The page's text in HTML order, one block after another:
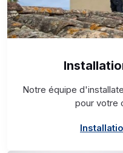
Notre équipe
pour votre